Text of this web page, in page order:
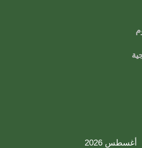
أغسطس 2026